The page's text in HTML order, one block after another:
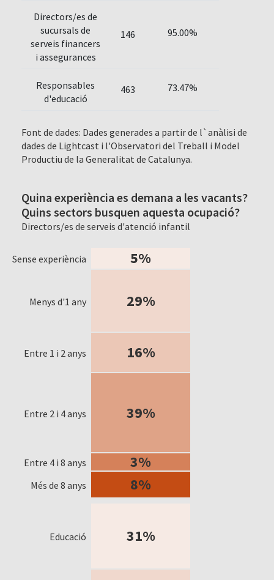
Directors/es de
sucursals de
serveis financers
i assegurances
146 95.00%
Responsables
d'educació
463 73.47%
Font de dades: Dades generades a partir de l`anàlisi de
dades de Lightcast i l'Observatori del Treball i Model
Productiu de la Generalitat de Catalunya.
Quina experiència es demana a les vacants?
Quins sectors busquen aquesta ocupació?
Directors/es de serveis d'atenció infantil
Sense experiència 5%
Menys d'1 any 29%
Entre 1 i 2 anys 16%
Entre 2 i 4 anys 39%
Entre 4 i 8 anys 3%
Més de 8 anys 8%
Educació 31%